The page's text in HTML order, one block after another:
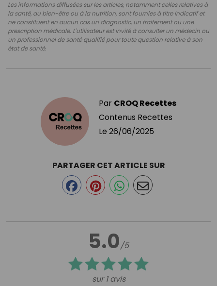
Les informations diffusées sur les articles, notamment celles relatives à
la santé, au bien-être ou à la nutrition, sont fournies à titre indicatif et
ne constituent en aucun cas un diagnostic, un traitement ou une
prescription médicale. L'utilisateur est invité à consulter un médecin ou
un professionnel de santé qualifié pour toute question relative à son
état de santé.
Par CROQ Recettes
Contenus Recettes
Le 26/06/2025
5.0/5
sur 1 avis
PARTAGER CET ARTICLE SUR